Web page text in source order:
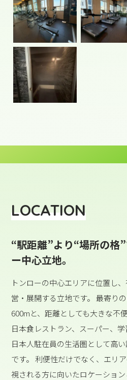
LOCATION
“駅距離”より“場所の格
ー中心立地。
トンローの中心エリアに位置し
営・展開する立地です。 最寄り
600mと、距離としても大きな不
日本食レストラン、スーパー、学
日本人駐在員の生活圏として高
です。 利便性だけでなく、エリ
視される方に向いたロケーション